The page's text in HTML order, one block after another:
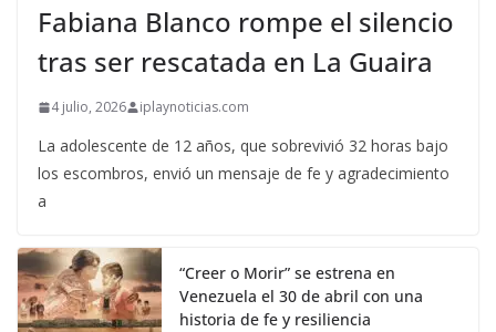
Fabiana Blanco rompe el silencio
tras ser rescatada en La Guaira
4 julio, 2026 iplaynoticias.com
La adolescente de 12 años, que sobrevivió 32 horas bajo
los escombros, envió un mensaje de fe y agradecimiento
a
“Creer o Morir” se estrena en
Venezuela el 30 de abril con una
historia de fe y resiliencia